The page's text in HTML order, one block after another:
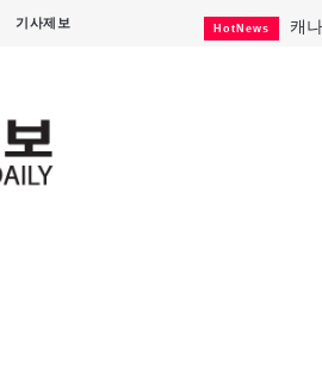
기사제보 HotNews 캐